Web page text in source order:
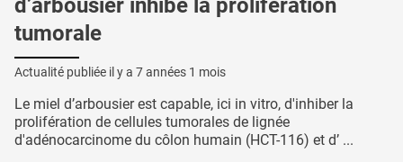
d’arbousier inhibe la prolifération
tumorale
Actualité publiée il y a 7 années 1 mois
Le miel d’arbousier est capable, ici in vitro, d'inhiber la
prolifération de cellules tumorales de lignée
d'adénocarcinome du côlon humain (HCT-116) et d’ ...